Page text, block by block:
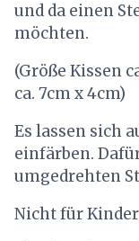
und da einen
möchten.
(Größe Kissen
ca. 7cm x 4cm)
Es lassen sich
einfärben.
umgedrehten
Nicht für